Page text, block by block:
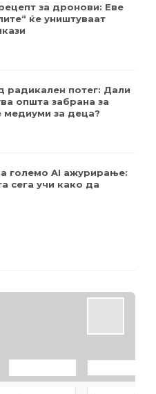
за дронови: Еве
ќе уништуваат
радикален потег: Дали
општа забрана за
медиуми за деца?
големо AI ажурирање:
сега учи како да